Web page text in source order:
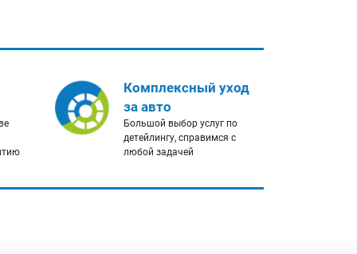
Комплексный уход
за авто
Большой выбор услуг по
детейлингу, справимся с
любой задачей